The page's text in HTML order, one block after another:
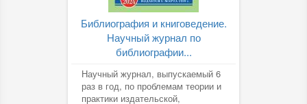
Библиография и книговедение.
Научный журнал по
библиографии...
Научный журнал, выпускаемый 6
раз в год, по проблемам теории и
практики издательской,